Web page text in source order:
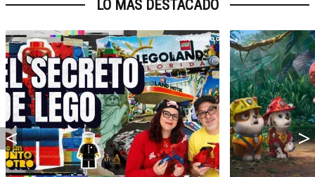
LO MÁS DESTACADO